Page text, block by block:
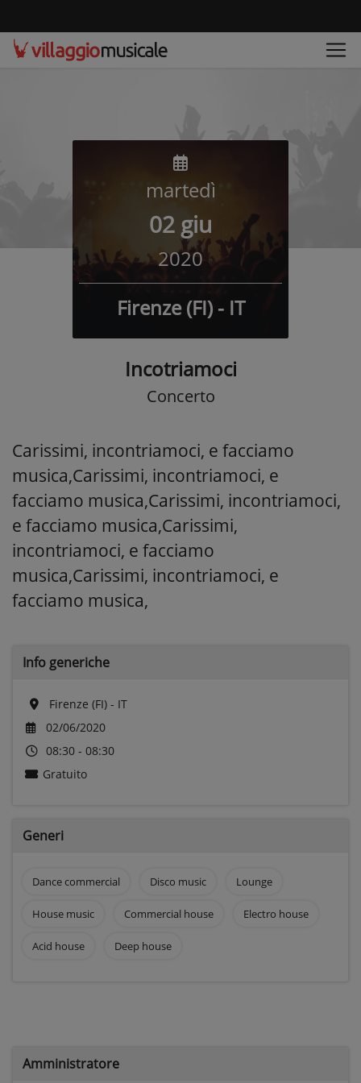
martedì
02 giu
2020
Firenze (FI) - IT
Incotriamoci
Concerto
Carissimi, incontriamoci, e facciamo
musica,Carissimi, incontriamoci, e
facciamo musica,Carissimi, incontriamoci,
e facciamo musica,Carissimi,
incontriamoci, e facciamo
musica,Carissimi, incontriamoci, e
facciamo musica,
Info generiche
Firenze (FI) - IT
02/06/2020
08:30 - 08:30
Gratuito
Generi
Dance commercial Disco music Lounge
House music Commercial house Electro house
Acid house Deep house
Amministratore